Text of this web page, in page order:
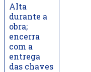
Alta
durante a
obra;
encerra
com a
entrega
das chaves